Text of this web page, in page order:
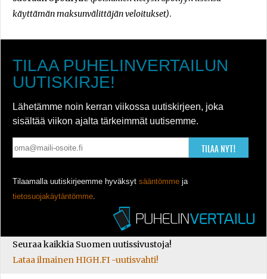
käyttämän maksunvälittäjän veloitukset).
TILAA PUHELINVERTAILUN
UUTISKIRJE!
Lähetämme noin kerran viikossa uutiskirjeen, joka
sisältää viikon ajalta tärkeimmät uutisemme.
TILAA NYT!
Tilaamalla uutiskirjeemme hyväksyt sääntömme ja
tietosuojakäytäntömme.
Seuraa kaikkia Suomen uutissivustoja!
Lataa ilmainen HIGH.FI -uutisvahti!